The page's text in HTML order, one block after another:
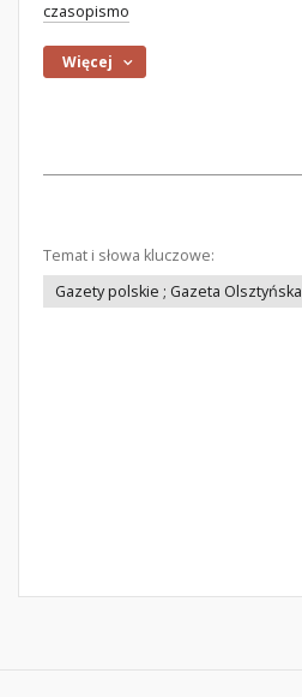
czasopismo
Więcej
Temat i słowa kluczowe:
Gazety polskie ; Gazeta Olsztyńska